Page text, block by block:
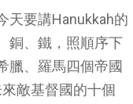
天要講Hanukkah的
銅、鐵，照順序下
臘、羅馬四個帝國
敵基督國的十個